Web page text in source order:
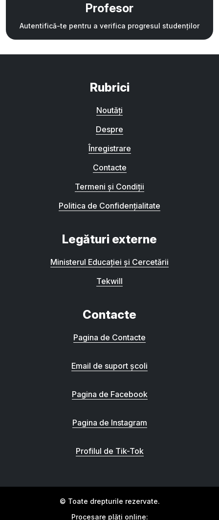
Profesor
Autentifică-te pentru a verifica progresul studenților
Rubrici
Noutăți
Despre
Înregistrare
Contacte
Termeni și Condiții
Politica de Confidențialitate
Legături externe
Ministerul Educației și Cercetării
Tekwill
Contacte
Pagina de Contacte
Email de suport școli
Pagina de Facebook
Pagina de Instagram
Profilul de Tik-Tok
© Toate drepturile rezervate.
Procesare plăți online: